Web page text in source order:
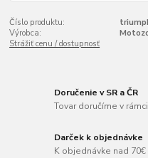
Číslo produktu:
Výrobca:
Strážiť cenu / dostupnosť
Doručenie v SR a ČR
Tovar doručíme v rámci
Darček k objednávke
K objednávke nad